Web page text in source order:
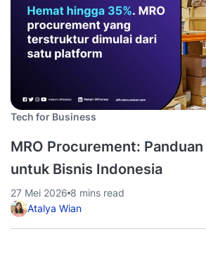
Tech for Business
MRO Procurement:
untuk Bisnis Indonesia
27 Mei 2026 8 mins read
Atalya Wian